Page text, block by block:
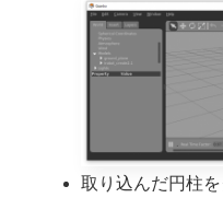
取り込んだ円柱